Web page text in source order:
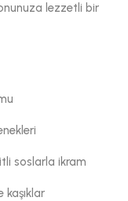
lezzetli bir
soslarla ikram
kaşıklar